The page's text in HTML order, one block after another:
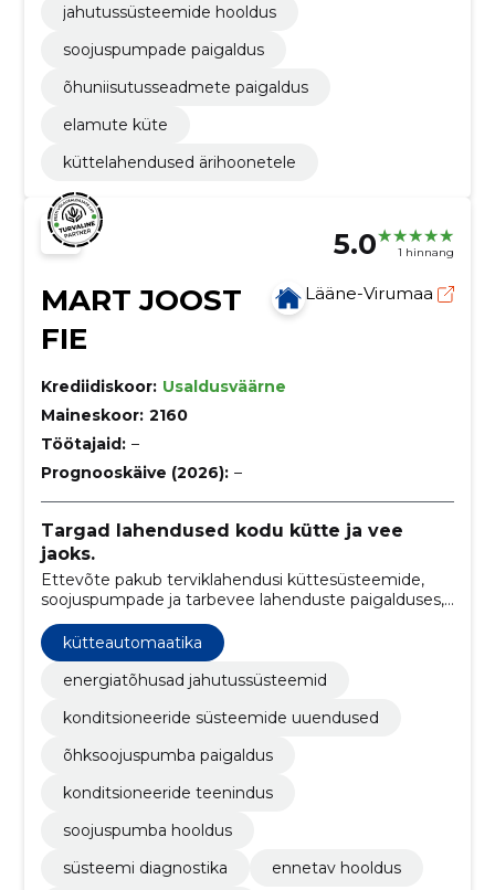
jahutussüsteemide hooldus
soojuspumpade paigaldus
õhuniisutusseadmete paigaldus
elamute küte
küttelahendused ärihoonetele
5.0 1 hinnang
MART JOOST
FIE
Lääne-Virumaa
Krediidiskoor: Usaldusväärne
Maineskoor: 2160
Töötajaid: –
Prognooskäive (2026): –
Targad lahendused kodu kütte ja vee
jaoks.
Ettevõte pakub terviklahendusi küttesüsteemide,
soojuspumpade ja tarbevee lahenduste paigalduses,
hoolduses ja remondis. Pika kogemusega spetsialist
tagab, et süsteemid töötaksid ökonoomselt ja
tõrgeteta.
kütteautomaatika
energiatõhusad jahutussüsteemid
konditsioneeride süsteemide uuendused
õhksoojuspumba paigaldus
konditsioneeride teenindus
soojuspumba hooldus
süsteemi diagnostika
ennetav hooldus